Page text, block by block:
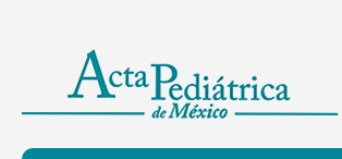
contenido